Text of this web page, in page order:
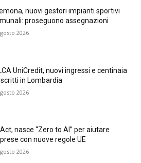
nuovi gestori impianti sportivi
proseguono assegnazioni
2026
UniCredit, nuovi ingressi e centinaia
in Lombardia
2026
nasce “Zero to AI” per aiutare
con nuove regole UE
2026